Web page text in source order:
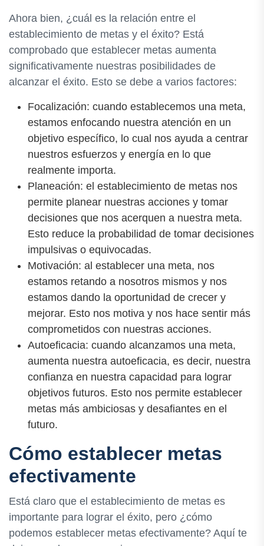
Ahora bien, ¿cuál es la relación entre el
establecimiento de metas y el éxito? Está
comprobado que establecer metas aumenta
significativamente nuestras posibilidades de
alcanzar el éxito. Esto se debe a varios factores:
Focalización: cuando establecemos una meta,
estamos enfocando nuestra atención en un
objetivo específico, lo cual nos ayuda a centrar
nuestros esfuerzos y energía en lo que
realmente importa.
Planeación: el establecimiento de metas nos
permite planear nuestras acciones y tomar
decisiones que nos acerquen a nuestra meta.
Esto reduce la probabilidad de tomar decisiones
impulsivas o equivocadas.
Motivación: al establecer una meta, nos
estamos retando a nosotros mismos y nos
estamos dando la oportunidad de crecer y
mejorar. Esto nos motiva y nos hace sentir más
comprometidos con nuestras acciones.
Autoeficacia: cuando alcanzamos una meta,
aumenta nuestra autoeficacia, es decir, nuestra
confianza en nuestra capacidad para lograr
objetivos futuros. Esto nos permite establecer
metas más ambiciosas y desafiantes en el
futuro.
Cómo establecer metas
efectivamente
Está claro que el establecimiento de metas es
importante para lograr el éxito, pero ¿cómo
podemos establecer metas efectivamente? Aquí te